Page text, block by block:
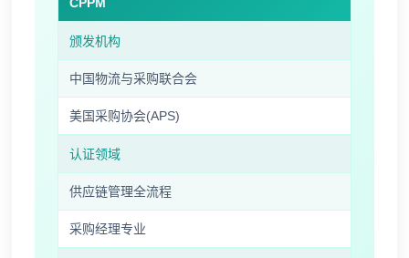
颁发机构
中国物流与采购联合会
美国采购协会(APS)
认证领域
供应链管理全流程
采购经理专业